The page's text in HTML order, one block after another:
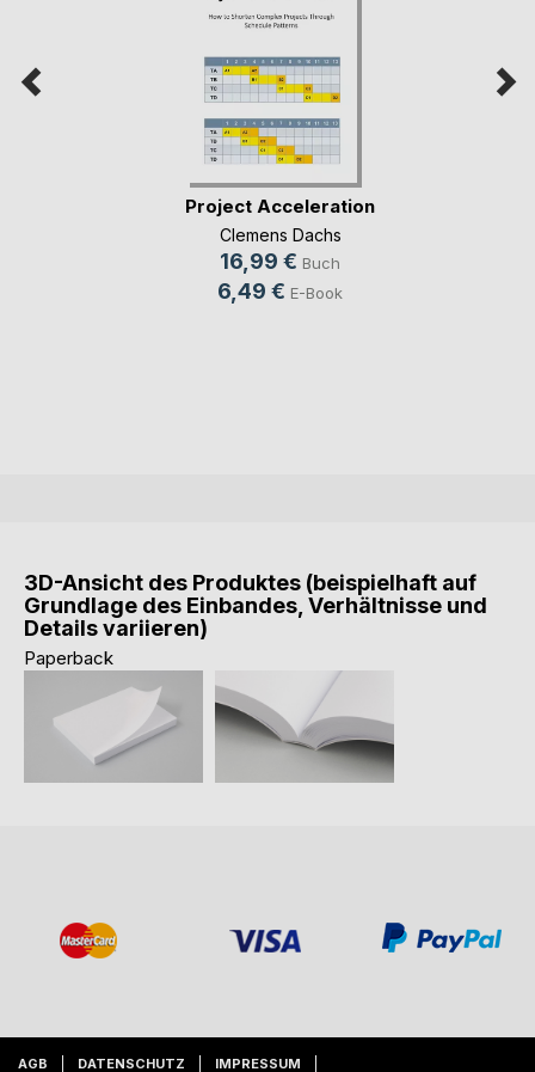
Project Acceleration
Clemens Dachs
16,99 € Buch
6,49 € E-Book
3D-Ansicht des Produktes (beispielhaft auf
Grundlage des Einbandes, Verhältnisse und
Details variieren)
Paperback
AGB DATENSCHUTZ IMPRESSUM